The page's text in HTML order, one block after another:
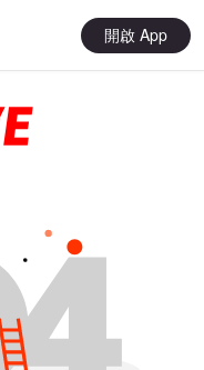
開啟 App